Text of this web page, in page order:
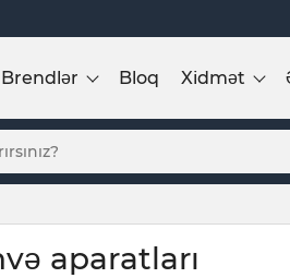
Brendlər Bloq Xidmət
aparatları